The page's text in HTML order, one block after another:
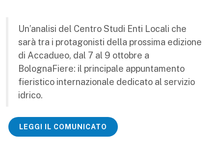
Un’analisi del Centro Studi Enti Locali che
sarà tra i protagonisti della prossima edizione
di Accadueo, dal 7 al 9 ottobre a
BolognaFiere: il principale appuntamento
fieristico internazionale dedicato al servizio
idrico.
LEGGI IL COMUNICATO